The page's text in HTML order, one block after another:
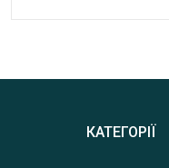
КАТЕГОРІЇ